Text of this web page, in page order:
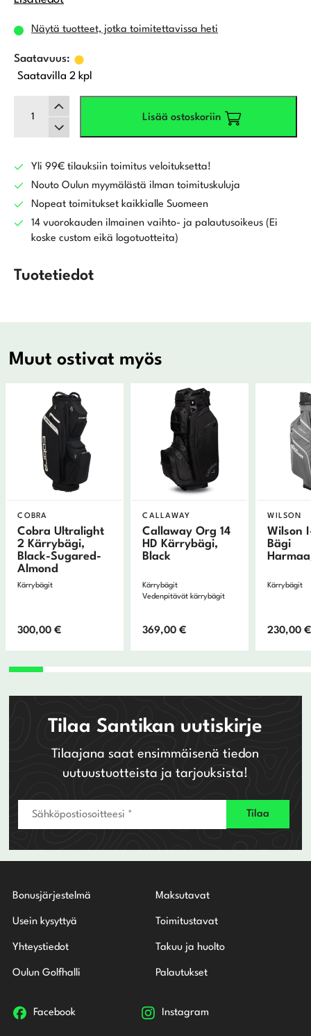
Näytä tuotteet, jotka toimitettavissa heti
Saatavilla 2 kpl
Sininen/Valkoinen
määrä
Lisää ostoskoriin
Yli 99€ tilauksiin toimitus veloituksetta!
Nouto Oulun myymälästä ilman toimituskuluja
Nopeat toimitukset kaikkialle Suomeen
14 vuorokauden ilmainen vaihto- ja palautusoikeus (Ei
koske custom eikä logotuotteita)
Tuotetiedot
Muut ostivat myös
COBRA
Cobra Ultralight
2 Kärrybägi,
Black-Sugared-
Almond
Kärrybägit
300,00€
CALLAWAY
Callaway Org 14
HD Kärrybägi,
Black
Kärrybägit
Vedenpitävät kärrybägit
369,00€
WILSON
Wilson
Bägi
Kärrybägit
230,00€
Tilaa Santikan uutiskirje
Tilaajana saat ensimmäisenä tiedon
uutuustuotteista ja tarjouksista!
Bonusjärjestelmä
Usein kysyttyä
Yhteystiedot
Oulun Golfhalli
Maksutavat
Toimitustavat
Takuu ja huolto
Palautukset
Facebook Instagram